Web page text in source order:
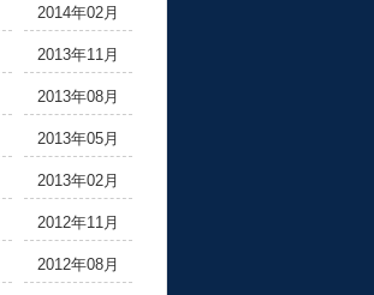
2014年02月
2013年11月
2013年08月
2013年05月
2013年02月
2012年11月
2012年08月